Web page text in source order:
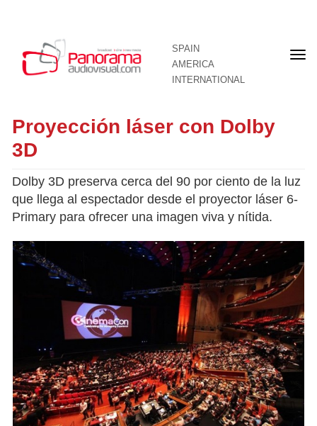
SPAIN
AMERICA
INTERNATIONAL
Proyección láser con Dolby
3D
Dolby 3D preserva cerca del 90 por ciento de la luz
que llega al espectador desde el proyector láser 6-
Primary para ofrecer una imagen viva y nítida.